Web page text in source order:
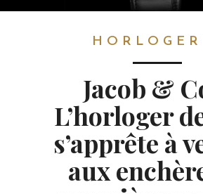
Jacob &
L’horloger
s’apprête à
aux